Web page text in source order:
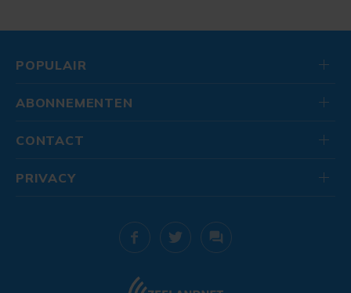
POPULAIR
ABONNEMENTEN
CONTACT
PRIVACY